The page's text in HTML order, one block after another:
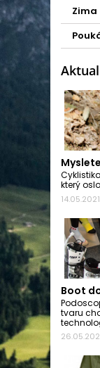
Zima
který
14.05.2021
Boot
tvaru